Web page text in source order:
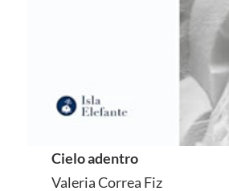
Cielo adentro
Valeria Correa Fiz